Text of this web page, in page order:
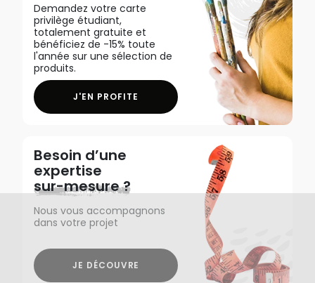
Demandez votre carte
privilège étudiant,
totalement gratuite et
bénéficiez de -15% toute
l'année sur une sélection de
produits.
J'EN PROFITE
Besoin d’une
expertise
sur-mesure ?
Nous vous accompagnons
dans votre projet
JE DÉCOUVRE